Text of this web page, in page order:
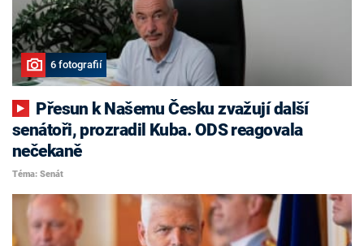
6 fotografií
senátoři, prozradil Kuba. ODS reagovala
nečekaně
Téma: Senát